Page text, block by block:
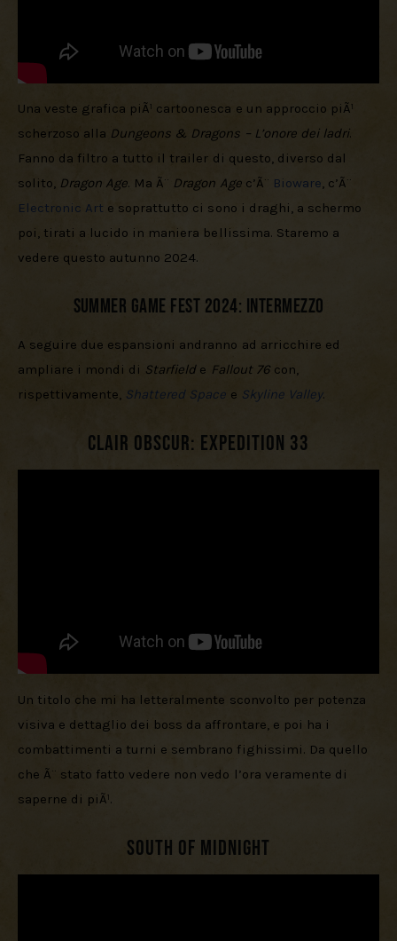
Una veste grafica piÃ¹ cartoonesca e un approccio piÃ¹
scherzoso alla Dungeons & Dragons – L’onore dei ladri.
Fanno da filtro a tutto il trailer di questo, diverso dal
solito, Dragon Age. Ma Ã¨ Dragon Age c’Ã¨ Bioware, c’Ã¨
Electronic Art e soprattutto ci sono i draghi, a schermo
poi, tirati a lucido in maniera bellissima. Staremo a
vedere questo autunno 2024.
Summer Game Fest 2024: Intermezzo
A seguire due espansioni andranno ad arricchire ed
ampliare i mondi di Starfield e Fallout 76 con,
rispettivamente, Shattered Space e Skyline Valley.
Clair Obscur: Expedition 33
Un titolo che mi ha letteralmente sconvolto per potenza
visiva e dettaglio dei boss da affrontare, e poi ha i
combattimenti a turni e sembrano fighissimi. Da quello
che Ã¨ stato fatto vedere non vedo l’ora veramente di
saperne di piÃ¹.
South of Midnight